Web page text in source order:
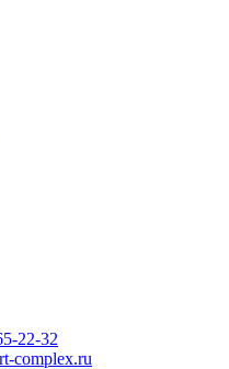
22-32
complex.ru